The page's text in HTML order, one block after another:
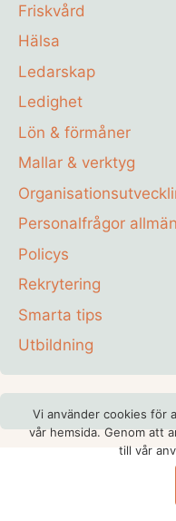
Friskvård
Hälsa
Ledarskap
Ledighet
Lön & förmåner
Mallar & verktyg
Personalfrågor
Policys
Rekrytering
Smarta tips
Utbildning
© 2026
Vi använder cookies för
vår hemsida. Genom att
till vår